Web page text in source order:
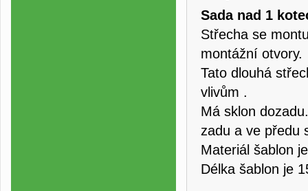
Sada nad 1
Střecha se
montážní otvory.
Tato dlouhá
vlivům .
Má sklon
zadu a ve předu
Materiál šablon
Délka šablon je